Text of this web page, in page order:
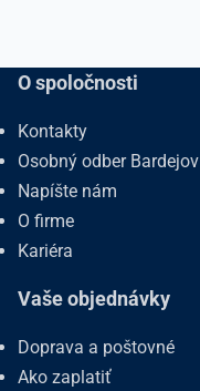
O spoločnosti
Kontakty
Osobný odber Bardejov
Napíšte nám
O firme
Kariéra
Vaše objednávky
Doprava a poštovné
Ako zaplatiť